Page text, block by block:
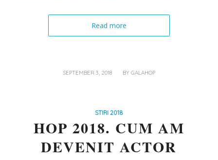
Read more
SEPTEMBER 3, 2018
/ BY GALAHOP
STIRI 2018
HOP 2018. CUM AM
DEVENIT ACTOR